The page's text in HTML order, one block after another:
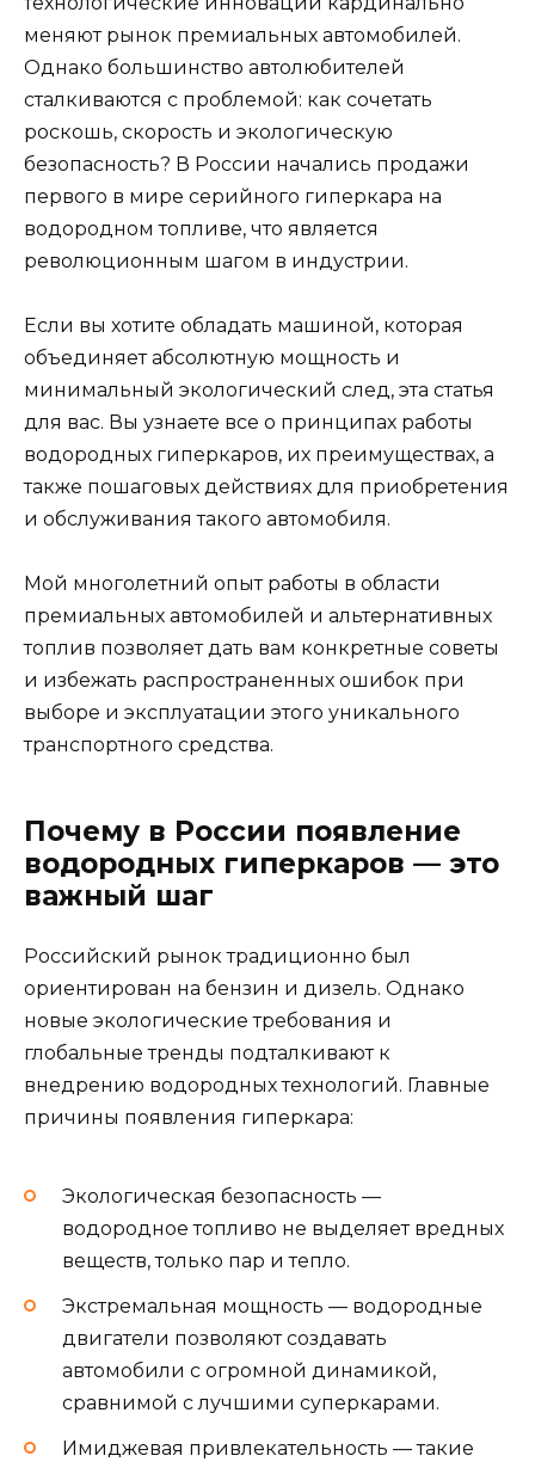
меняют рынок премиальных автомобилей.
Однако большинство автолюбителей
сталкиваются с проблемой: как сочетать
роскошь, скорость и экологическую
безопасность? В России начались продажи
первого в мире серийного гиперкара на
водородном топливе, что является
революционным шагом в индустрии.
Если вы хотите обладать машиной, которая
объединяет абсолютную мощность и
минимальный экологический след, эта статья
для вас. Вы узнаете все о принципах работы
водородных гиперкаров, их преимуществах, а
также пошаговых действиях для приобретения
и обслуживания такого автомобиля.
Мой многолетний опыт работы в области
премиальных автомобилей и альтернативных
топлив позволяет дать вам конкретные советы
и избежать распространенных ошибок при
выборе и эксплуатации этого уникального
транспортного средства.
Почему в России появление
водородных гиперкаров — это
важный шаг
Российский рынок традиционно был
ориентирован на бензин и дизель. Однако
новые экологические требования и
глобальные тренды подталкивают к
внедрению водородных технологий. Главные
причины появления гиперкара:
Экологическая безопасность —
водородное топливо не выделяет вредных
веществ, только пар и тепло.
Экстремальная мощность — водородные
двигатели позволяют создавать
автомобили с огромной динамикой,
сравнимой с лучшими суперкарами.
Имиджевая привлекательность — такие